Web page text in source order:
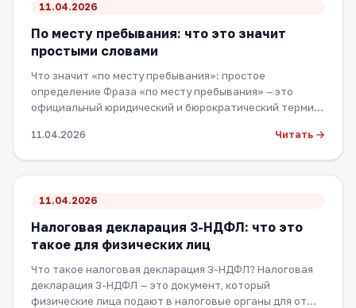
11.04.2026
По месту пребывания: что это значит
простыми словами
Что значит «по месту пребывания»: простое
определение Фраза «по месту пребывания» – это
официальный юридический и бюрократический термин,
11.04.2026 Читать →
11.04.2026
Налоговая декларация 3-НДФЛ: что это
такое для физических лиц
Что такое налоговая декларация 3-НДФЛ? Налоговая
декларация 3-НДФЛ — это документ, который
физические лица подают в налоговые органы для от…